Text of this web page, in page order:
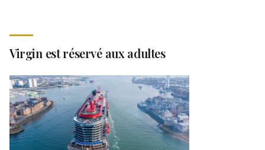
Virgin est réservé aux adultes